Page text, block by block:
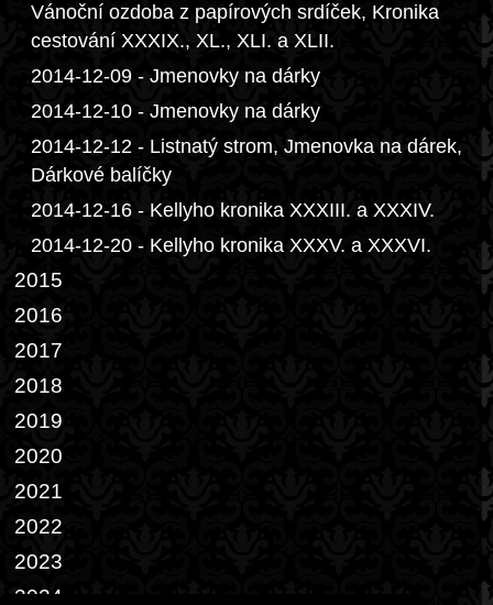
Vánoční ozdoba z papírových srdíček, Kronika
cestování XXXIX., XL., XLI. a XLII.
2014-12-09 - Jmenovky na dárky
2014-12-10 - Jmenovky na dárky
2014-12-12 - Listnatý strom, Jmenovka na dárek,
Dárkové balíčky
2014-12-16 - Kellyho kronika XXXIII. a XXXIV.
2014-12-20 - Kellyho kronika XXXV. a XXXVI.
2015
2016
2017
2018
2019
2020
2021
2022
2023
2024